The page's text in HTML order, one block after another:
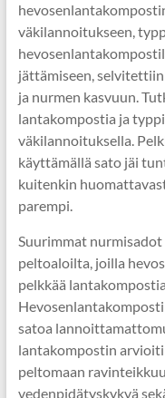
väkilannoitukseen,
jättämiseen,
ja nurmen kasvuun.
lantakompostia ja
väkilannoituksella.
käyttämällä sato jäi
kuitenkin
parempi.
Suurimmat
peltoaloilta, joilla
pelkkää
satoa
lantakompostin
peltomaan
vedenpidätyskykyä